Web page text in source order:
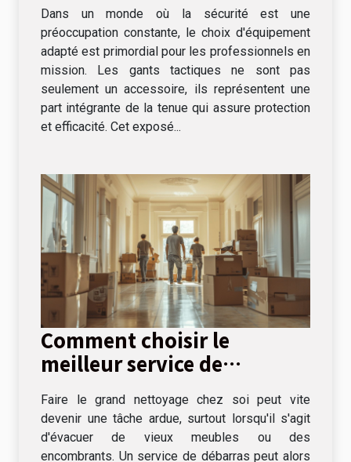
professionnelles
Dans un monde où la sécurité est une
préoccupation constante, le choix d'équipement
adapté est primordial pour les professionnels en
mission. Les gants tactiques ne sont pas
seulement un accessoire, ils représentent une
part intégrante de la tenue qui assure protection
et efficacité. Cet exposé...
Comment choisir le
meilleur service de
débarras pour votre
domicile
Faire le grand nettoyage chez soi peut vite
devenir une tâche ardue, surtout lorsqu'il s'agit
d'évacuer de vieux meubles ou des
encombrants. Un service de débarras peut alors